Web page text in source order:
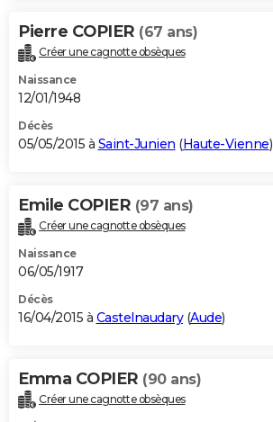
Pierre COPIER (67 ans)
Créer une cagnotte obsèques
Naissance
12/01/1948
Décès
05/05/2015 à Saint-Junien (Haute-Vienne)
Emile COPIER (97 ans)
Créer une cagnotte obsèques
Naissance
06/05/1917
Décès
16/04/2015 à Castelnaudary(Aude)
Emma COPIER (90 ans)
Créer une cagnotte obsèques